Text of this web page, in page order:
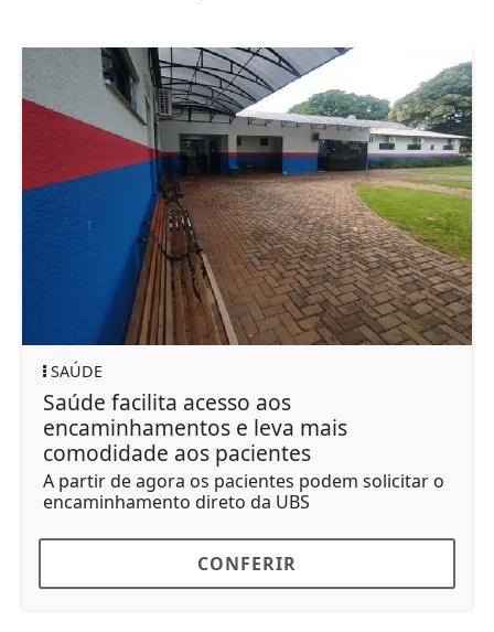
SAÚDE
Saúde facilita acesso aos
encaminhamentos e leva mais
comodidade aos pacientes
A partir de agora os pacientes podem solicitar o
encaminhamento direto da UBS
CONFERIR